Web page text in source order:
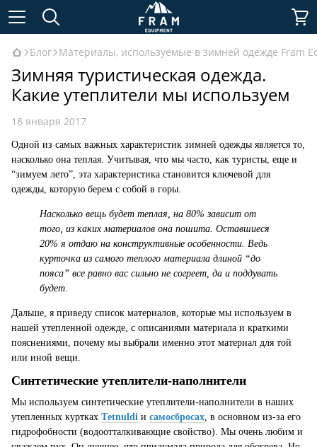
Блог Материалы, используемые в зимней одежде Fram
Зимняя туристическая одежда.
Какие утеплители мы используем
18 января 2017
Одной из самых важных характеристик зимней одежды является то,
насколько она теплая. Учитывая, что мы часто, как туристы, еще и
“зимуем лето”, эта характеристика становится ключевой для
одежды, которую берем с собой в горы.
Насколько вещь будет теплая, на 80% зависит от
того, из каких материалов она пошита. Оставшиеся
20% я отдаю на конструктивные особенности. Ведь
курточка из самого теплого материала длиной “до
пояса” все равно вас сильно не согреет, да и поддувать
будет.
Дальше, я приведу список материалов, которые мы используем в
нашей утепленной одежде, с описаниями материала и краткими
пояснениями, почему мы выбрали именно этот материал для той
или иной вещи.
Синтетические утеплители-наполнители
Мы используем синтетические утеплители-наполнители в наших
утепленных куртках Тetnuldi и самосбросах , в основном из-за его
гидрофобности (водоотталкивающие свойство). Мы очень любим и